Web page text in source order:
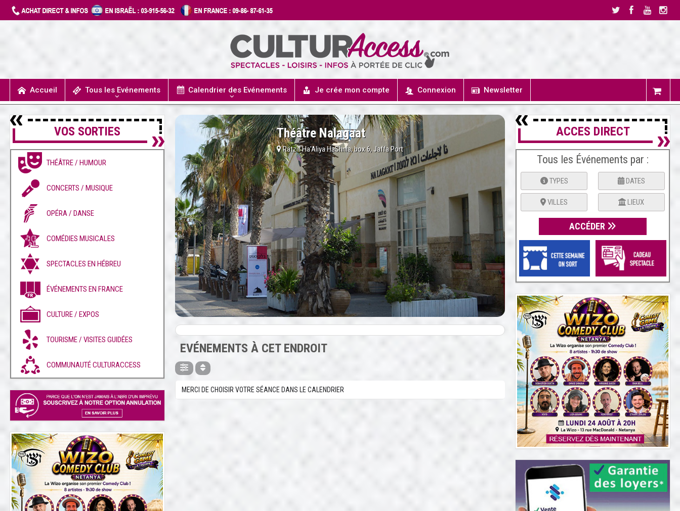
Accueil Tous les Evénements Calendrier des Evénements Je crée mon compte Connexion Newsletter
Théâtre Nalagaat
Ratzif Ha'Aliya HaShnia, box 6, Jaffa Port
EVÉNEMENTS À CET ENDROIT
MERCI DE CHOISIR VOTRE SÉANCE DANS LE CALENDRIER
VOS SORTIES
THÉÂTRE / HUMOUR
CONCERTS / MUSIQUE
OPÉRA / DANSE
COMÉDIES MUSICALES
SPECTACLES EN HÉBREU
ÉVÉNEMENTS EN FRANCE
CULTURE / EXPOS
TOURISME / VISITES GUIDÉES
COMMUNAUTÉ CULTURACCESS
ACCES DIRECT
Tous les Événements par :
TYPES DATES
VILLES LIEUX
ACCÉDER